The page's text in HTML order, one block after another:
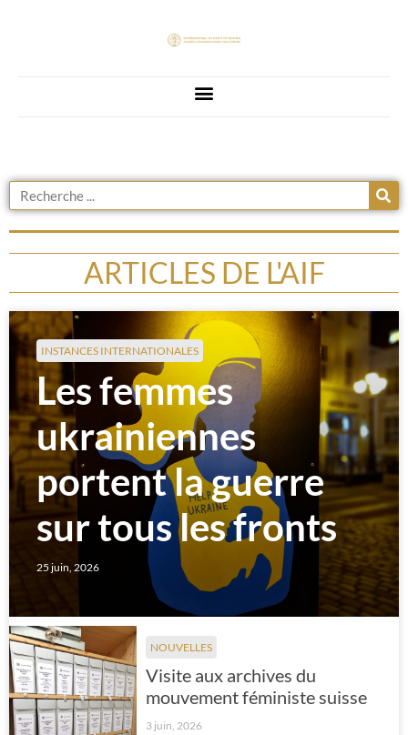
ARTICLES DE L'AIF
INSTANCES INTERNATIONALES
Les femmes
ukrainiennes
portent la guerre
sur tous les fronts
25 juin, 2026
NOUVELLES
Visite aux archives du
mouvement féministe suisse
3 juin, 2026